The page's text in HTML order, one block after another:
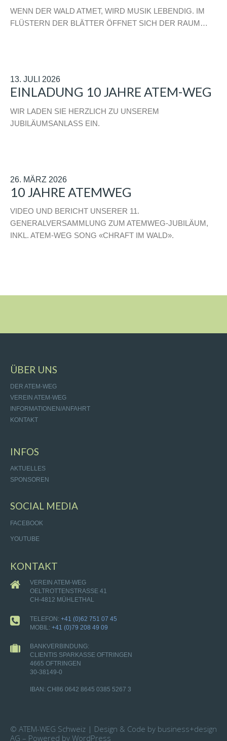
WENN DER WALD ATMET, WIRD MUSIK LEBENDIG. IM
FLÜSTERN DER BLÄTTER ÖFFNET SICH DER RAUM…
13. JULI 2026
EINLADUNG 10 JAHRE ATEM-WEG
WIR LADEN SIE HERZLICH ZU UNSEREM
JUBILÄUMSANLASS EIN.
26. MÄRZ 2026
10 JAHRE ATEMWEG
VIDEO UND BERICHT UNSERER 11.
GENERALVERSAMMLUNG ZUM ATEMWEG-JUBILÄUM,
INKL. ATEM-WEG SONG «CHRAFT IM WALD».
ÜBER UNS
DER ATEM-WEG
VEREIN ATEM-WEG
INFORMATIONEN/ANFAHRT
KONTAKT
INFOS
AKTUELLES
SPONSOREN
SOCIAL MEDIA
FACEBOOK
YOUTUBE
KONTAKT
VEREIN ATEM-WEG
OELTROTTENSTRASSE 41
CH-4812 MÜHLETHAL
TELEFON: +41 (0)62 751 07 45
MOBIL: +41 (0)79 208 49 09
BANKVERBINDUNG:
CLIENTIS SPARKASSE OFTRINGEN
4665 OFTRINGEN
30-38149-0
IBAN: CH86 0642 8645 0385 5267 3
© ATEM-WEG Schweiz | Design & Code by business+design
AG – Powered by WordPress